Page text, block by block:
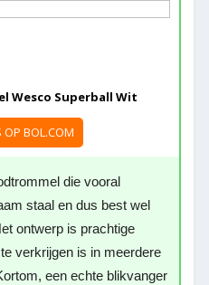
Wesco Superball Wit
OP BOL.COM
die vooral
staal en dus best wel
ontwerp is prachtige
verkrijgen is in meerdere
een echte blikvanger